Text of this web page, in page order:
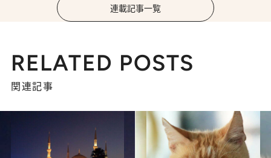
連載記事一覧
RELATED POSTS
関連記事